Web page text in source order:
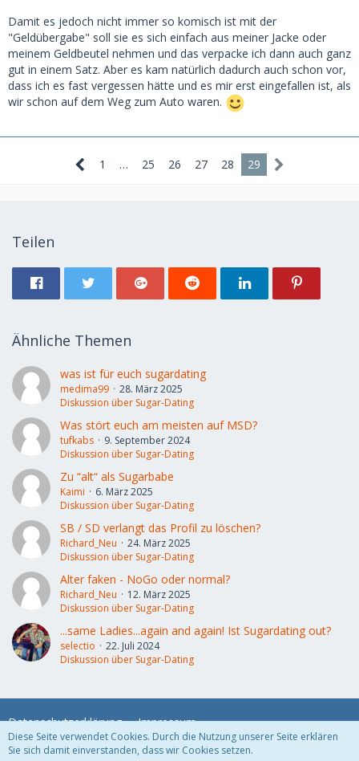
Damit es jedoch nicht immer so komisch ist mit der
"Geldübergabe" soll sie es sich einfach aus meiner Jacke oder
meinem Geldbeutel nehmen und das verpacke ich dann auch ganz
gut in einem Satz. Aber es kam natürlich dadurch auch schon vor,
dass ich es fast vergessen hätte und es mir erst eingefallen ist, als
wir schon auf dem Weg zum Auto waren.
1 … 25 26 27 28 29
Teilen
Ähnliche Themen
was ist für euch sugardating
medima99
28. März 2025
Diskussion über Sugar-Dating
Was stört euch am meisten auf MSD?
tufkabs
9. September 2024
Diskussion über Sugar-Dating
Zu “alt“ als Sugarbabe
Kaimi
6. März 2025
Diskussion über Sugar-Dating
SB / SD verlangt das Profil zu löschen?
Richard_Neu
24. März 2025
Diskussion über Sugar-Dating
Alter faken - NoGo oder normal?
Richard_Neu
12. März 2025
Diskussion über Sugar-Dating
...same Ladies...again and again! Ist Sugardating out?
selectio
22. Juli 2024
Diskussion über Sugar-Dating
Datenschutzerklärung Impressum
Diese Seite verwendet Cookies. Durch die Nutzung unserer Seite erklären
Sie sich damit einverstanden, dass wir Cookies setzen.